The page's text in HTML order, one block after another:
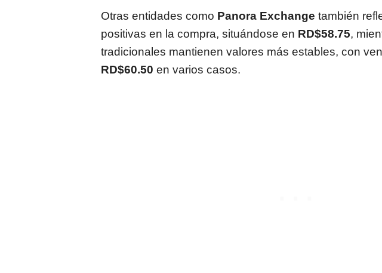
Otras entidades como Panora Exchange también
positivas en la compra, situándose en RD$58.75,
tradicionales mantienen valores más estables, con
RD$60.50 en varios casos.